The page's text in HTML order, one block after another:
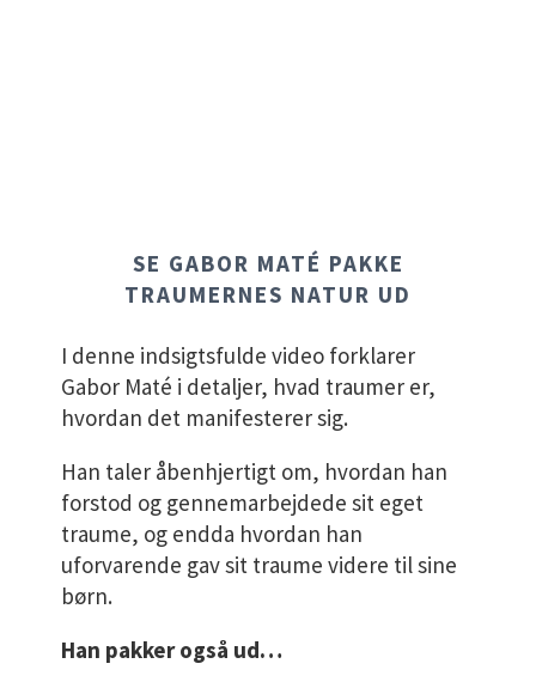
SE GABOR MATÉ PAKKE
TRAUMERNES NATUR UD
I denne indsigtsfulde video forklarer
Gabor Maté i detaljer, hvad traumer er,
hvordan det manifesterer sig.
Han taler åbenhjertigt om, hvordan han
forstod og gennemarbejdede sit eget
traume, og endda hvordan han
uforvarende gav sit traume videre til sine
børn.
Han pakker også ud…